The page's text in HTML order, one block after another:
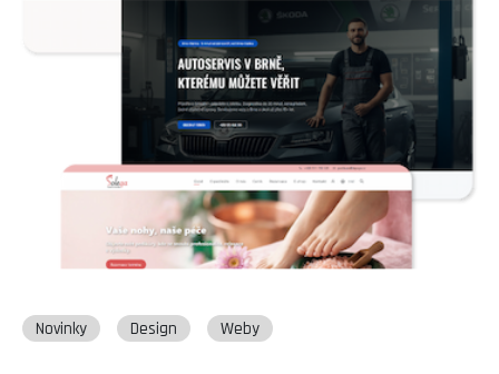
Novinky Design Weby